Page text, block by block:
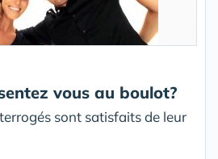
vous au boulot?
sont satisfaits de leur